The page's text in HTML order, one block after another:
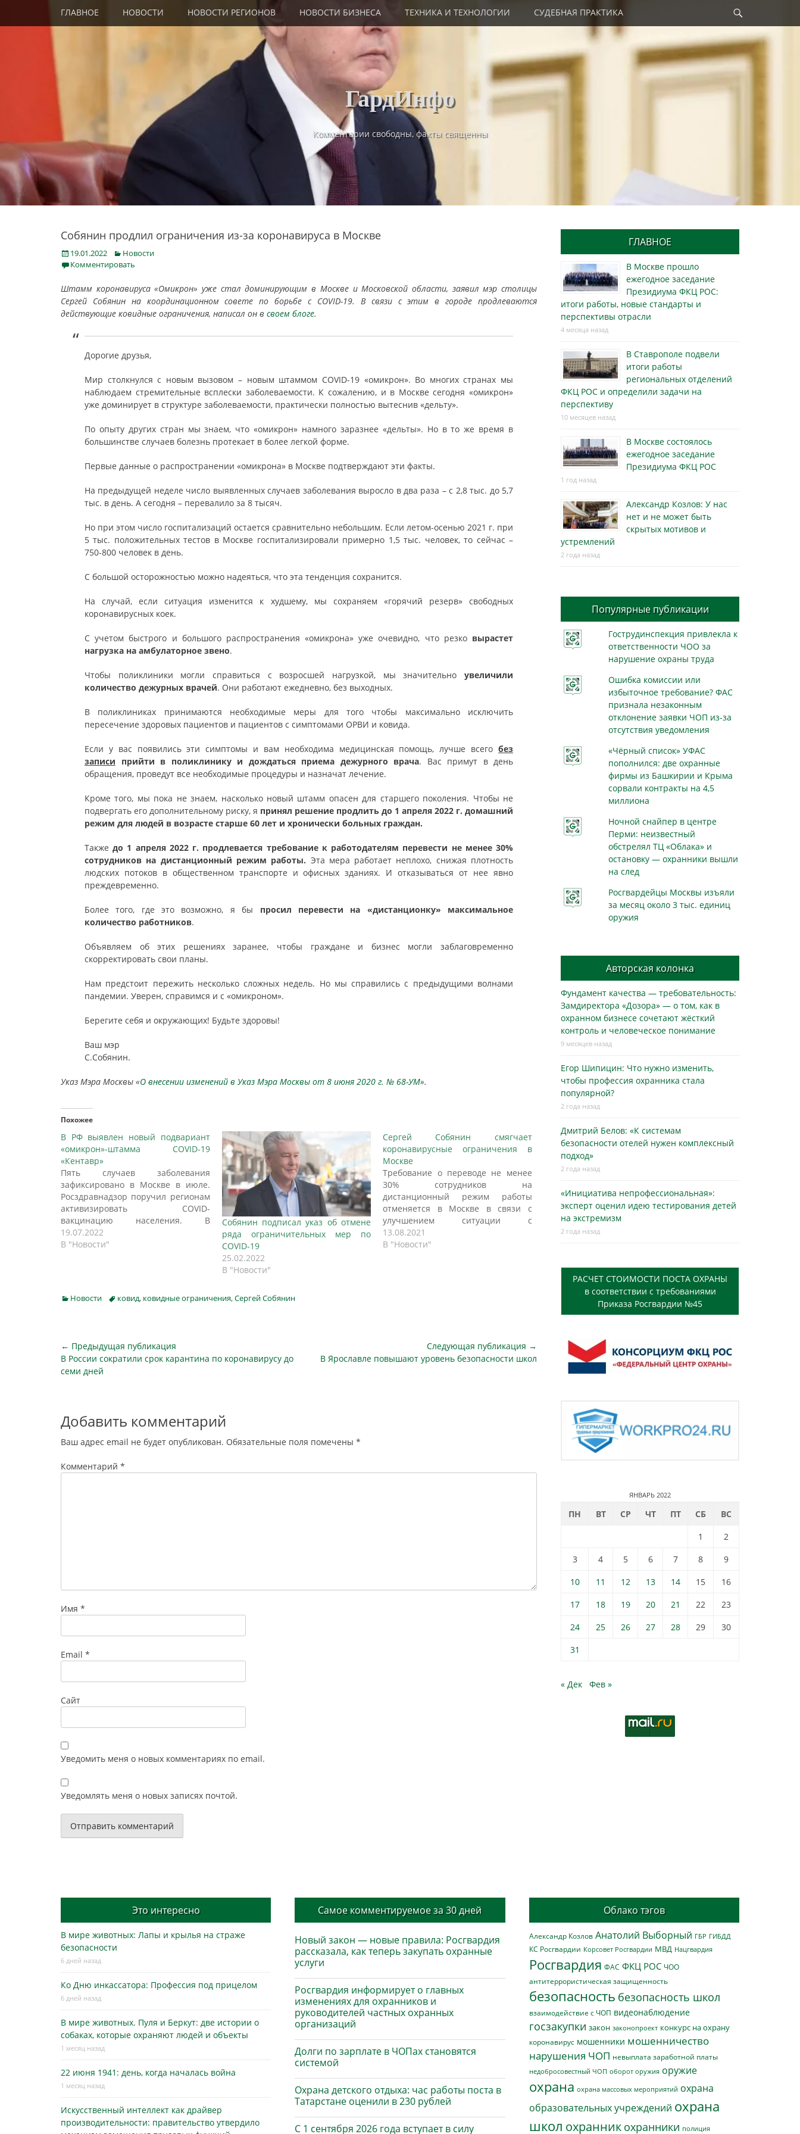
Primary Menu
ГЛАВНОЕ НОВОСТИ НОВОСТИ РЕГИОНОВ НОВОСТИ БИЗНЕСА ТЕХНИКА И ТЕХНОЛОГИИ СУДЕБНАЯ ПРАКТИКА
ГардИнфо
Комментарии свободны, факты священны
Собянин продлил ограничения из-за коронавируса в Москве
Posted
on
19.01.2022 Categories
Новости
Комментировать
Штамм коронавируса «Омикрон» уже стал доминирующим в Москве и Московской области, заявил мэр столицы
Сергей Собянин на координационном совете по борьбе с COVID-19. В связи с этим в городе продлеваются
действующие ковидные ограничения, написал он в своем блоге.
Дорогие друзья,
Мир столкнулся с новым вызовом – новым штаммом COVID-19 «омикрон». Во многих странах мы
наблюдаем стремительные всплески заболеваемости. К сожалению, и в Москве сегодня «омикрон»
уже доминирует в структуре заболеваемости, практически полностью вытеснив «дельту».
По опыту других стран мы знаем, что «омикрон» намного заразнее «дельты». Но в то же время в
большинстве случаев болезнь протекает в более легкой форме.
Первые данные о распространении «омикрона» в Москве подтверждают эти факты.
На предыдущей неделе число выявленных случаев заболевания выросло в два раза – с 2,8 тыс. до 5,7
тыс. в день. А сегодня – перевалило за 8 тысяч.
Но при этом число госпитализаций остается сравнительно небольшим. Если летом-осенью 2021 г. при
5 тыс. положительных тестов в Москве госпитализировали примерно 1,5 тыс. человек, то сейчас –
750-800 человек в день.
С большой осторожностью можно надеяться, что эта тенденция сохранится.
На случай, если ситуация изменится к худшему, мы сохраняем «горячий резерв» свободных
коронавирусных коек.
С учетом быстрого и большого распространения «омикрона» уже очевидно, что резко вырастет
нагрузка на амбулаторное звено.
Чтобы поликлиники могли справиться с возросшей нагрузкой, мы значительно увеличили
количество дежурных врачей. Они работают ежедневно, без выходных.
В поликлиниках принимаются необходимые меры для того чтобы максимально исключить
пересечение здоровых пациентов и пациентов с симптомами ОРВИ и ковида.
Если у вас появились эти симптомы и вам необходима медицинская помощь, лучше всего без
записи прийти в поликлинику и дождаться приема дежурного врача. Вас примут в день
обращения, проведут все необходимые процедуры и назначат лечение.
Кроме того, мы пока не знаем, насколько новый штамм опасен для старшего поколения. Чтобы не
подвергать его дополнительному риску, я принял решение продлить до 1 апреля 2022 г. домашний
режим для людей в возрасте старше 60 лет и хронически больных граждан.
Такжедо 1 апреля 2022 г. продлевается требование к работодателям перевести не менее 30%
сотрудников на дистанционный режим работы. Эта мера работает неплохо, снижая плотность
людских потоков в общественном транспорте и офисных зданиях. И отказываться от нее явно
преждевременно.
Более того, где это возможно, я бы просил перевести на «дистанционку» максимальное
количество работников.
Объявляем об этих решениях заранее, чтобы граждане и бизнес могли заблаговременно
скорректировать свои планы.
Нам предстоит пережить несколько сложных недель. Но мы справились с предыдущими волнами
пандемии. Уверен, справимся и с «омикроном».
Берегите себя и окружающих! Будьте здоровы!
Ваш мэр
С.Собянин.
Указ Мэра Москвы «О внесении изменений в Указ Мэра Москвы от 8 июня 2020 г. № 68-УМ».
Похожее
В РФ выявлен новый подвариант
«омикрон»-штамма COVID-19
«Кентавр»
Пять случаев заболевания
зафиксировано в Москве в июле.
Росздравнадзор поручил регионам
активизировать COVID-
вакцинацию населения. В
ведомстве также заявили о
необходимости восстановить
подварианта "омикрон"-штамма
19.07.2022
В "Новости"
Собянин подписал указ об отмене
ряда ограничительных мер по
COVID-19
25.02.2022
В "Новости"
Сергей Собянин смягчает
коронавирусные ограничения в
Москве
Требование о переводе не менее
30% сотрудников на
дистанционный режим работы
отменяется в Москве в связи с
улучшением ситуации с
коронавирусом, заявил в своем
блоге мэр города Сергей Собянин.
13.08.2021
В "Новости"
Categories
Новости Tagsковид, ковидные ограничения,Сергей Собянин
Навигация
по
← Предыдущая публикация
Предыдущая
публикация
В России сократили срок карантина по коронавирусу до
семи дней
Следующая публикация →
Следующая
В Ярославле повышают уровень безопасности школ
Добавить комментарий
Ваш адрес email не будет опубликован. Обязательные поля помечены *
Комментарий *
Имя *
Email *
Сайт
Уведомить меня о новых комментариях по email.
Уведомлять меня о новых записях почтой.
ГЛАВНОЕ
В Москве прошло
ежегодное заседание
Президиума ФКЦ РОС:
итоги работы, новые стандарты и
перспективы отрасли
4 месяца назад
В Ставрополе подвели
итоги работы
региональных отделений
ФКЦ РОС и определили задачи на
перспективу
10 месяцев назад
В Москве состоялось
ежегодное заседание
Президиума ФКЦ РОС
1 год назад
Александр Козлов: У нас
нет и не может быть
скрытых мотивов и
устремлений
2 года назад
Популярные публикации
Гострудинспекция привлекла к
ответственности ЧОО за
нарушение охраны труда
Ошибка комиссии или
избыточное требование? ФАС
признала незаконным
отклонение заявки ЧОП из-за
отсутствия уведомления
«Чёрный список» УФАС
пополнился: две охранные
фирмы из Башкирии и Крыма
сорвали контракты на 4,5
миллиона
Ночной снайпер в центре
Перми: неизвестный
обстрелял ТЦ «Облака» и
остановку — охранники вышли
на след
Росгвардейцы Москвы изъяли
за месяц около 3 тыс. единиц
оружия
Авторская колонка
Фундамент качества — требовательность:
Замдиректора «Дозора» — о том, как в
охранном бизнесe сочетают жёсткий
контроль и человеческое понимание
9 месяцев назад
Егор Шипицин: Что нужно изменить,
чтобы профессия охранника стала
популярной?
2 года назад
Дмитрий Белов: «К системам
безопасности отелей нужен комплексный
подход»
2 года назад
«Инициатива непрофессиональная»:
эксперт оценил идею тестирования детей
на экстремизм
2 года назад
РАСЧЕТ СТОИМОСТИ ПОСТА ОХРАНЫ
в соответствии с требованиями
Приказа Росгвардии №45
ЯНВАРЬ 2022
ПН ВТ СР ЧТ ПТ СБ
ВС
1
2
3
4 5 6 7 8
9
10
11 12 13 14 15
16
17
18 19 20 21 22
23
24
25 26 27 28 29
30
31
« Дек Фев »
Это интересно
В мире животных: Лапы и крылья на страже
безопасности
6 дней назад
Ко Дню инкассатора: Профессия под прицелом
6 дней назад
В мире животных. Пуля и Беркут: две истории о
собаках, которые охраняют людей и объекты
1 месяц назад
22 июня 1941: день, когда началась война
1 месяц назад
Искусственный интеллект как драйвер
производительности: правительство утвердило
Самое комментируемое за 30 дней
Новый закон — новые правила: Росгвардия
рассказала, как теперь закупать охранные
услуги
Росгвардия информирует о главных
изменениях для охранников и
руководителей частных охранных
организаций
Долги по зарплате в ЧОПах становятся
системой
Охрана детского отдыха: час работы поста в
Татарстане оценили в 230 рублей
С 1 сентября 2026 года вступает в силу
Облако тэгов
Александр Козлов Анатолий Выборный ГБР ГИБДД
КС Росгвардии Корсовет Росгвардии МВД Нацгвардия
Росгвардия ФАС ФКЦ РОС ЧОО
антитеррористическая защищенность
безопасность безопасность школ
взаимодействие с ЧОП видеонаблюдение
госзакупки закон законопроект конкурс на охрану
коронавирус мошенники мошенничество
нарушения ЧОП невыплата заработной платы
недобросовестный ЧОП оборот оружия оружие
охрана охрана массовых мероприятий охрана
образовательных учреждений охрана
школ охранник охранники полиция